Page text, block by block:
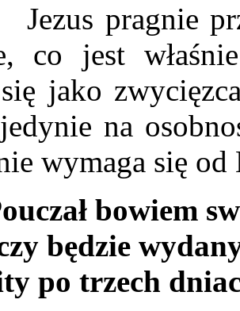
co jest
jako
na
wymaga się od
bowiem
będzie
po trzech